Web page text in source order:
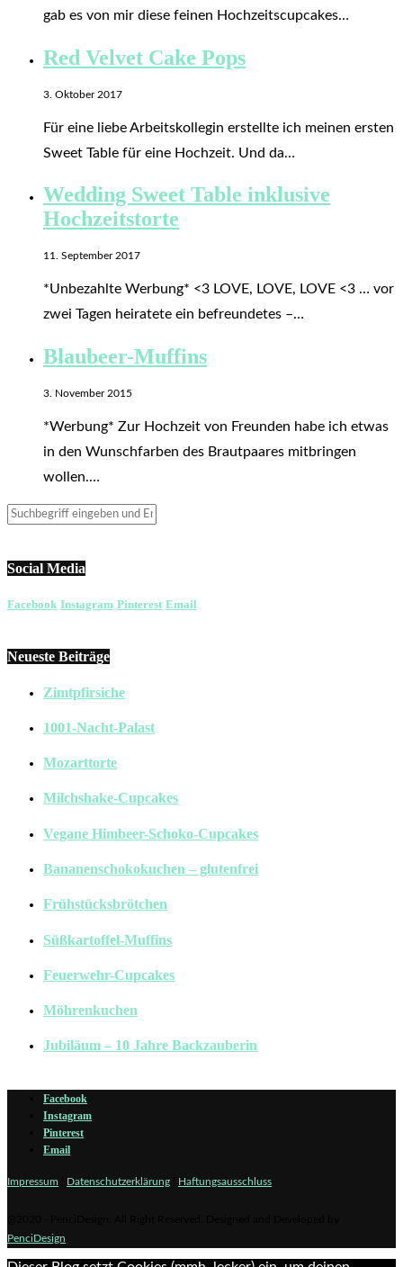
gab es von mir diese feinen Hochzeitscupcakes…
Red Velvet Cake Pops
3. Oktober 2017
Für eine liebe Arbeitskollegin erstellte ich meinen ersten
Sweet Table für eine Hochzeit. Und da…
Wedding Sweet Table inklusive
Hochzeitstorte
11. September 2017
*Unbezahlte Werbung* <3 LOVE, LOVE, LOVE <3 … vor
zwei Tagen heiratete ein befreundetes –…
Blaubeer-Muffins
3. November 2015
*Werbung* Zur Hochzeit von Freunden habe ich etwas
in den Wunschfarben des Brautpaares mitbringen
wollen.…
Social Media
Facebook Instagram Pinterest Email
Neueste Beiträge
Zimtpfirsiche
1001-Nacht-Palast
Mozarttorte
Milchshake-Cupcakes
Vegane Himbeer-Schoko-Cupcakes
Bananenschokokuchen – glutenfrei
Frühstücksbrötchen
Süßkartoffel-Muffins
Feuerwehr-Cupcakes
Möhrenkuchen
Jubiläum – 10 Jahre Backzauberin
Facebook
Instagram
Pinterest
Email
Impressum Datenschutzerklärung Haftungsausschluss
PenciDesign